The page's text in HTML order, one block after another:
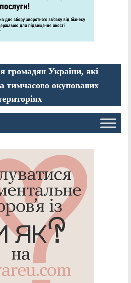
громадян України, які
тимчасово окупованих